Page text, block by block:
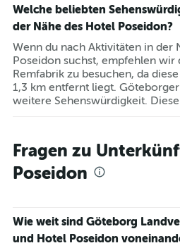
Welche beliebten
der Nähe des Hotel Poseidon?
Wenn du nach Aktivitäten in der
Poseidon suchst, empfehlen wir
Remfabrik zu besuchen, da
1,3 km entfernt liegt.
weitere Sehenswürdigkeit.
Fragen zu
Poseidon
Wie weit sind Göteborg
und Hotel Poseidon